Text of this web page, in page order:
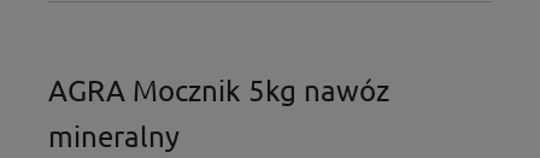
AGRA Mocznik 5kg nawóz
mineralny